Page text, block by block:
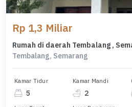
Rp 1,3 Miliar
Rumah di daerah Tembalang ,
Tembalang, Semarang
Kamar Tidur
5
Kamar Mandi
2